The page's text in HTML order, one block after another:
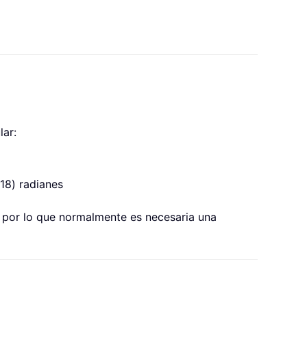
radianes
lo que normalmente es necesaria una